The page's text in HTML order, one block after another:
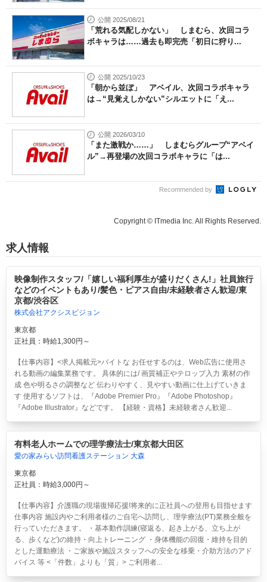
公開 2025/08/21
「荒れる気配しかない」 しまむら、次回コラ
ボキャラは……過去も即完売「初日に狩り...
公開 2025/10/23
「朝から並ぼ」 アベイル、次回コラボキャラ
は→“見覚えしかない”シルエットに「え...
公開 2026/03/10
「また激戦か……」 しまむらグループ“アベイ
ル”→再登場の次回コラボキャラに「は...
Recommended by
Copyright © ITmedia Inc. All Rights Reserved.
求人情報
映像制作スタッフ/「嬉しい福利厚生が盛りだくさん!」社員旅行
などのイベントもあり/髪色・ピアス自由/未経験者さん歓迎/東
京都/渋谷区
株式会社アクシスビジョン
東京都
正社員：時給1,300円～
【仕事内容】<求人掲載元>バイトな お任せするのは、Web広告に使用さ
れる動画の編集業務です。 具体的には/ 画質補正やテロップ入力 素材の作
成 色や明るさの調整など 伝わりやすく、見やすい動画に仕上げていきま
す 使用するソフトは、『Adobe Premier Pro』『Adobe Photoshop』
『Adobe Illustrator』などです。 【経験・資格】未経験者さん歓迎...
有料老人ホームでの理学療法士/東京都大田区
愛の家みらい訪問看護ステーション 大森
東京都
正社員：時給3,000円～
【仕事内容】介護職の現場復帰応援!将来的に正社員への登用も目指せます
仕事内容 施設内やご利用者様のご自宅へ訪問し、理学療法(PT)業務全般を
行っていただきます。 ・基本動作訓練(寝返る、起き上がる、立ち上が
る、歩くなど)の維持・向上トレーニング ・身体機能の回復・維持を目的
とした運動療法 ・ご家族や施設スタッフへの安全な移乗・介助方法のアド
バイス 等 <「件数」よりも「質」> ご利用者...